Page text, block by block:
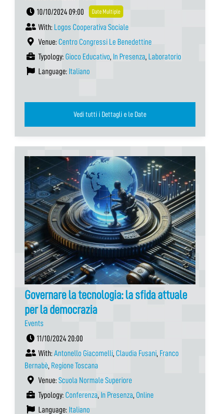
10/10/2024 09:00
Date Multiple
With: Logos Cooperativa Sociale
Venue: Centro Congressi Le Benedettine
Typology: Gioco Educativo, In Presenza, Laboratorio
Language: Italiano
Vedi tutti i Dettagli e le Date
Governare la tecnologia: la sfida attuale
per la democrazia
Events
11/10/2024 20:00
With: Antonello Giacomelli, Claudia Fusani, Franco
Bernabè, Regione Toscana
Venue: Scuola Normale Superiore
Typology: Conferenza, In Presenza, Online
Language: Italiano